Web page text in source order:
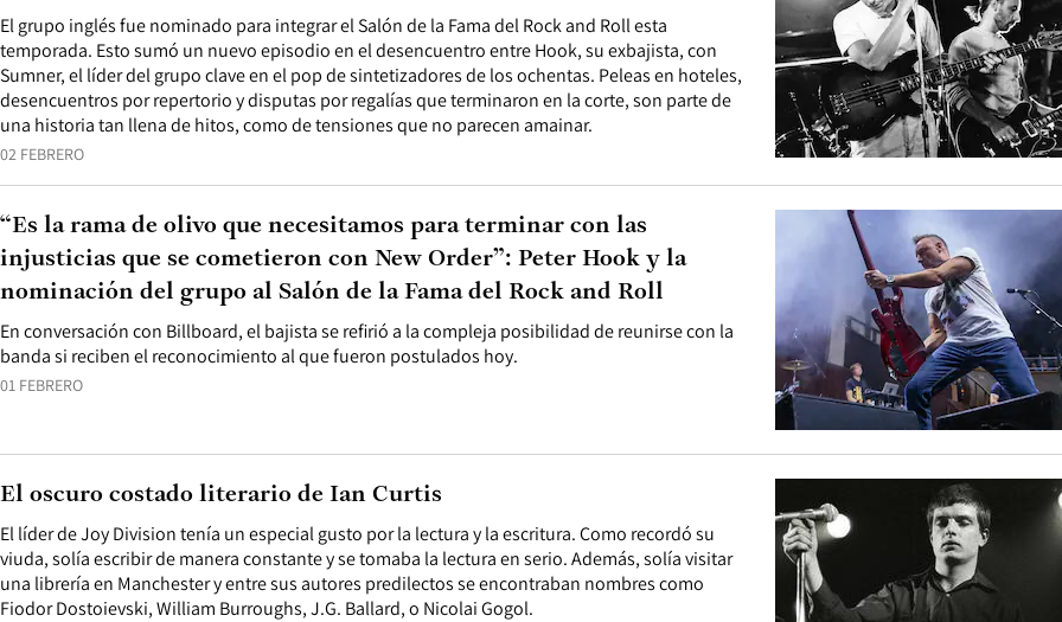
02 FEBRERO
El grupo inglés fue nominado para integrar el Salón de la Fama del Rock and Roll esta
temporada. Esto sumó un nuevo episodio en el desencuentro entre Hook, su exbajista, con
Sumner, el líder del grupo clave en el pop de sintetizadores de los ochentas. Peleas en hoteles,
desencuentros por repertorio y disputas por regalías que terminaron en la corte, son parte de
una historia tan llena de hitos, como de tensiones que no parecen amainar.
01 FEBRERO
En conversación con Billboard, el bajista se refirió a la compleja posibilidad de reunirse con la
banda si reciben el reconocimiento al que fueron postulados hoy.
“Es la rama de olivo que necesitamos para terminar con las
injusticias que se cometieron con New Order”: Peter Hook y la
nominación del grupo al Salón de la Fama del Rock and Roll
El líder de Joy Division tenía un especial gusto por la lectura y la escritura. Como recordó su
viuda, solía escribir de manera constante y se tomaba la lectura en serio. Además, solía visitar
una librería en Manchester y entre sus autores predilectos se encontraban nombres como
Fiodor Dostoievski, William Burroughs, J.G. Ballard, o Nicolai Gogol.
El oscuro costado literario de Ian Curtis